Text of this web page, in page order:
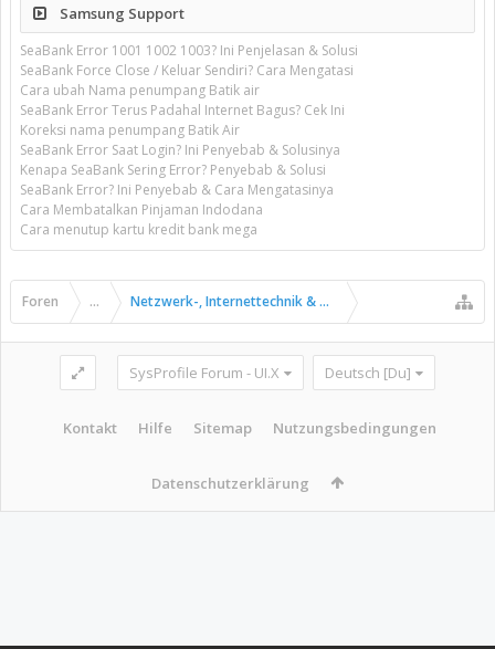
Samsung Support
SeaBank Error 1001 1002 1003? Ini Penjelasan & Solusi
SeaBank Force Close / Keluar Sendiri? Cara Mengatasi
Cara ubah Nama penumpang Batik air
SeaBank Error Terus Padahal Internet Bagus? Cek Ini
Koreksi nama penumpang Batik Air
SeaBank Error Saat Login? Ini Penyebab & Solusinya
Kenapa SeaBank Sering Error? Penyebab & Solusi
SeaBank Error? Ini Penyebab & Cara Mengatasinya
Cara Membatalkan Pinjaman Indodana
Cara menutup kartu kredit bank mega
Foren ... Netzwerk-, Internettechnik & Kommunikation
SysProfile Forum - UI.X Deutsch [Du]
Kontakt Hilfe Sitemap Nutzungsbedingungen
Datenschutzerklärung